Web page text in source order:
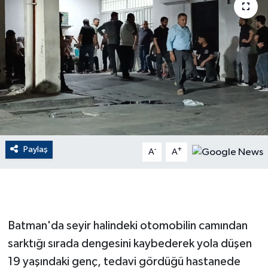
Paylaş A- A+
Batman'da seyir halindeki otomobilin camından
sarktığı sırada dengesini kaybederek yola düşen
19 yaşındaki genç, tedavi gördüğü hastanede
Dünya
EĞİTİM
EKONOMİ
English News
Finans
GENEL
GÜNDEM